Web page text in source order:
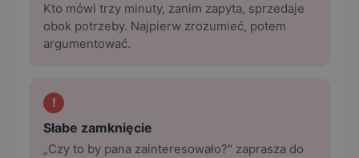
Kto mówi trzy minuty, zanim zapyta, sprzedaje
obok potrzeby. Najpierw zrozumieć, potem
argumentować.
!
Słabe zamknięcie
„Czy to by pana zainteresowało?" zaprasza do